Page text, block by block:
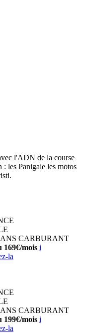
l'ADN de la course
les Panigale les motos
CARBURANT
169€/mois i
la
CARBURANT
199€/mois i
la